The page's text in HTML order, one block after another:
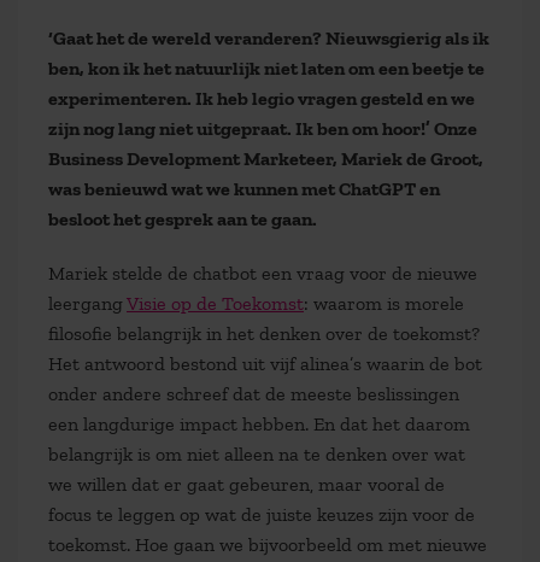
‘Gaat het de wereld veranderen? Nieuwsgierig als ik
ben, kon ik het natuurlijk niet laten om een beetje te
experimenteren. Ik heb legio vragen gesteld en we
zijn nog lang niet uitgepraat. Ik ben om hoor!’ Onze
Business Development Marketeer, Mariek de Groot,
was benieuwd wat we kunnen met ChatGPT en
besloot het gesprek aan te gaan.
Mariek stelde de chatbot een vraag voor de nieuwe
leergangVisie op de Toekomst: waarom is morele
filosofie belangrijk in het denken over de toekomst?
Het antwoord bestond uit vijf alinea’s waarin de bot
onder andere schreef dat de meeste beslissingen
een langdurige impact hebben. En dat het daarom
belangrijk is om niet alleen na te denken over wat
we willen dat er gaat gebeuren, maar vooral de
focus te leggen op wat de juiste keuzes zijn voor de
toekomst. Hoe gaan we bijvoorbeeld om met nieuwe